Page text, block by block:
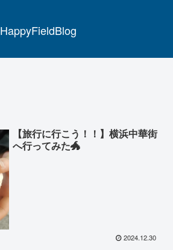
HappyFieldBlog
【旅行に行こう！！】横浜中華街
へ行ってみた🐲
2024.12.30